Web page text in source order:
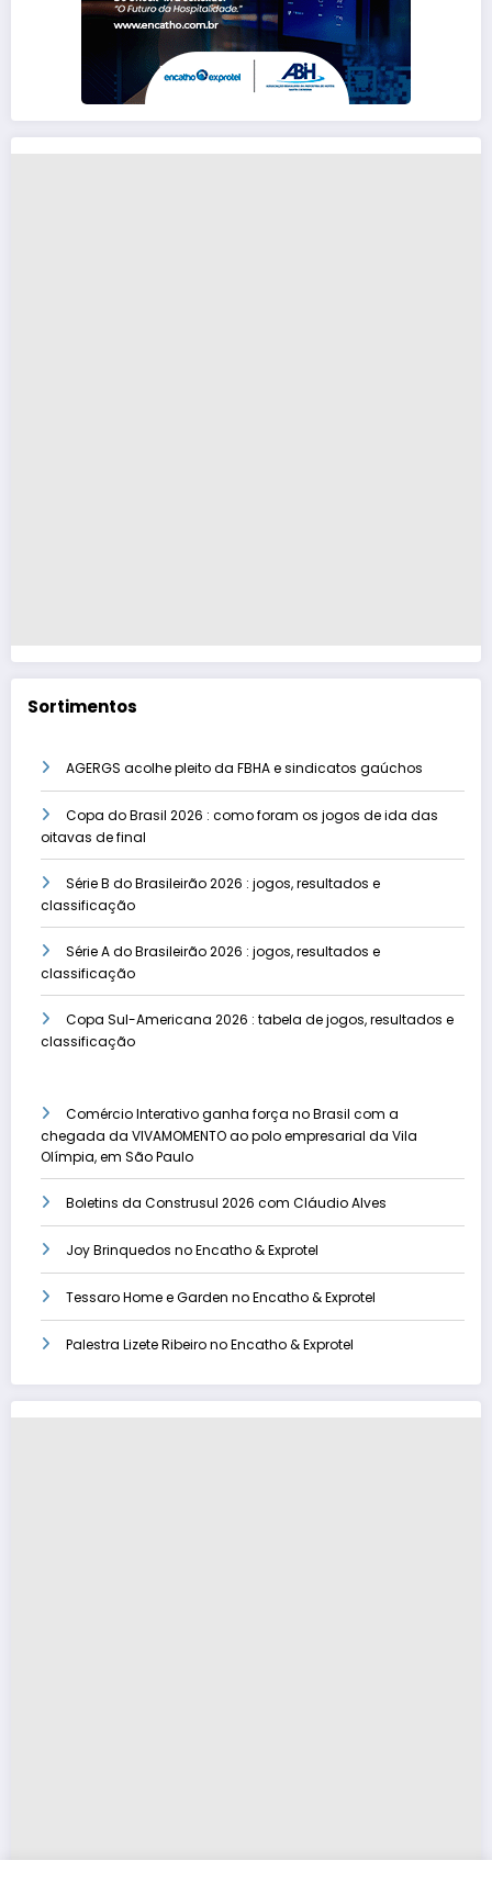
Sortimentos
AGERGS acolhe pleito da FBHA e sindicatos gaúchos
Copa do Brasil 2026 : como foram os jogos de ida das
oitavas de final
Série B do Brasileirão 2026 : jogos, resultados e
classificação
Série A do Brasileirão 2026 : jogos, resultados e
classificação
Copa Sul-Americana 2026 : tabela de jogos, resultados e
classificação
Comércio Interativo ganha força no Brasil com a
chegada da VIVAMOMENTO ao polo empresarial da Vila
Olímpia, em São Paulo
Boletins da Construsul 2026 com Cláudio Alves
Joy Brinquedos no Encatho & Exprotel
Tessaro Home e Garden no Encatho & Exprotel
Palestra Lizete Ribeiro no Encatho & Exprotel